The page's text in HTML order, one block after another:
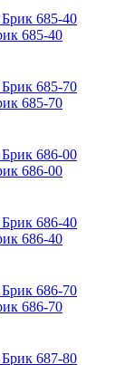
685-40
685-70
686-00
686-40
686-70